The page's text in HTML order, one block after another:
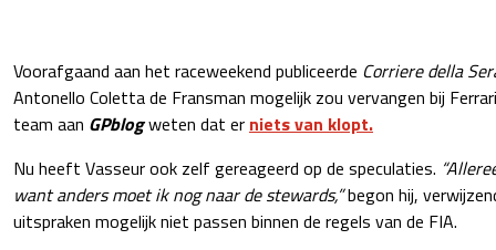
Voorafgaand aan het raceweekend publiceerde Corriere della
Antonello Coletta de Fransman mogelijk zou vervangen bij
team aan GPblogweten dat er niets van klopt.
Nu heeft Vasseur ook zelf gereageerd op de speculaties.
want anders moet ik nog naar de stewards,”begon hij,
uitspraken mogelijk niet passen binnen de regels van de FIA.